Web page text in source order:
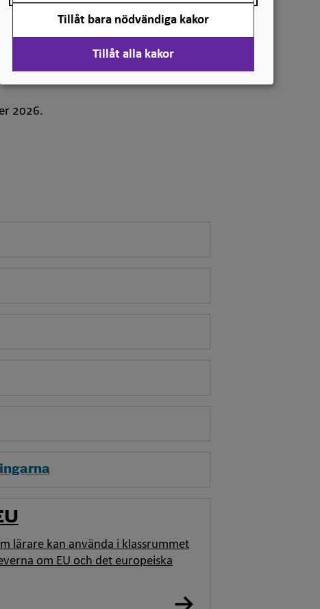
2026.
lärare kan använda i klassrummet
om EU och det europeiska
Tillåt bara nödvändiga kakor
Tillåt alla kakor